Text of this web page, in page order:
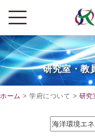
研究室・教
ホーム > 学府について > 研究